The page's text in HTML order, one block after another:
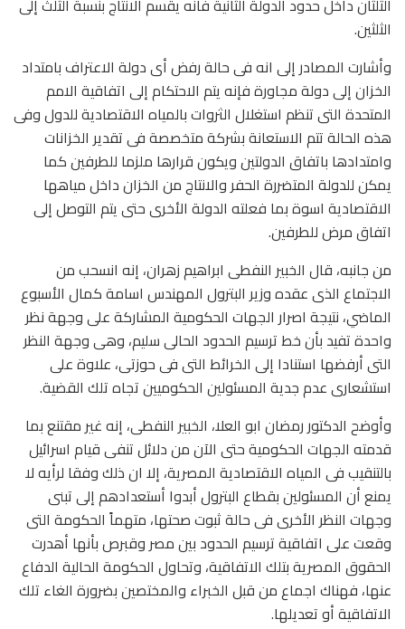
الثلثان داخل حدود الدولة الثانية فانه يقسم الانتاج بنسبة الثلث إلى
الثلثين.
وأشارت المصادر إلى انه فى حالة رفض أى دولة الاعتراف بامتداد
الخزان إلى دولة مجاورة فإنه يتم الاحتكام إلى اتفاقية الامم
المتحدة التى تنظم استغلال الثروات بالمياه الاقتصادية للدول وفى
هذه الحالة تتم الاستعانة بشركة متخصصة فى تقدير الخزانات
وامتدادها باتفاق الدولتين ويكون قرارها ملزما للطرفين كما
يمكن للدولة المتضررة الحفر والانتاج من الخزان داخل مياهها
الاقتصادية اسوة بما فعلته الدولة الأخرى حتى يتم التوصل إلى
اتفاق مرض للطرفين.
من جانبه، قال الخبير النفطى ابراهيم زهران، إنه انسحب من
الاجتماع الذى عقده وزير البترول المهندس اسامة كمال الأسبوع
الماضي، نتيجة اصرار الجهات الحكومية المشاركة على وجهة نظر
واحدة تفيد بأن خط ترسيم الحدود الحالى سليم، وهى وجهة النظر
التى أرفضها استنادا إلى الخرائط التى فى حوزتى، علاوة على
استشعارى عدم جدية المسئولين الحكوميين تجاه تلك القضية.
وأوضح الدكتور رمضان ابو العلا، الخبير النفطى، إنه غير مقتنع بما
قدمته الجهات الحكومية حتى الآن من دلائل تنفى قيام اسرائيل
بالتنقيب فى المياه الاقتصادية المصرية، إلا ان ذلك وفقا لرأيه لا
يمنع أن المسئولين بقطاع البترول أبدوا أستعدادهم إلى تبنى
وجهات النظر الأخرى فى حالة ثبوت صحتها، متهماً الحكومة التى
وقعت على اتفاقية ترسيم الحدود بين مصر وقبرص بأنها أهدرت
الحقوق المصرية بتلك الاتفاقية، وتحاول الحكومة الحالية الدفاع
عنها، فهناك اجماع من قبل الخبراء والمختصين بضرورة الغاء تلك
الاتفاقية أو تعديلها.